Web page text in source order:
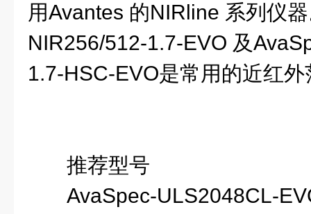
用Avantes 的NIRline 系列仪
NIR256/512-1.7-EVO 及
1.7-HSC-EVO是常用的近红
推荐型号
AvaSpec-ULS2048CL-